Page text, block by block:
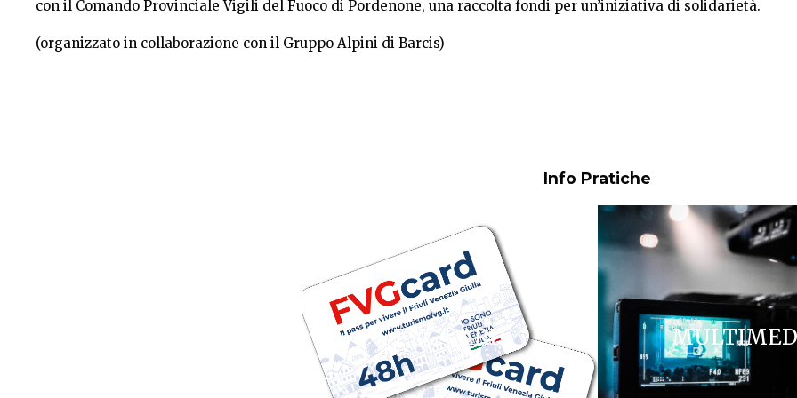
con il Comando Provinciale Vigili del Fuoco di Pordenone, una raccolta fondi per un’iniziativa di solidarietà.
(organizzato in collaborazione con il Gruppo Alpini di Barcis)
Info Pratiche
FVG CARD